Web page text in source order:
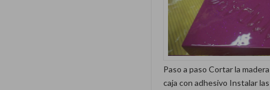
Paso a paso Cortar la
caja con adhesivo Instalar